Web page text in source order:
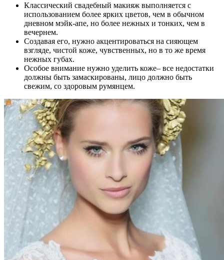
Классический свадебный макияж выполняется с
использованием более ярких цветов, чем в обычном
дневном мэйк-апе, но более нежных и тонких, чем в
вечернем.
Создавая его, нужно акцентироваться на сияющем
взгляде, чистой коже, чувственных, но в то же время
нежных губах.
Особое внимание нужно уделить коже– все недостатки
должны быть замаскированы, лицо должно быть
свежим, со здоровым румянцем.